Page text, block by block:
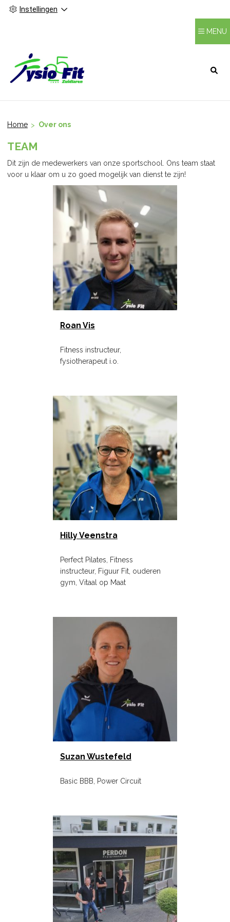
Instellingen
MENU
Home Over ons
TEAM
Dit zijn de medewerkers van onze sportschool. Ons team staat
voor u klaar om u zo goed mogelijk van dienst te zijn!
Roan Vis
Fitness instructeur,
fysiotherapeut i.o.
Hilly Veenstra
Perfect Pilates, Fitness
instructeur, Figuur Fit, ouderen
gym, Vitaal op Maat
Suzan Wustefeld
Basic BBB, Power Circuit